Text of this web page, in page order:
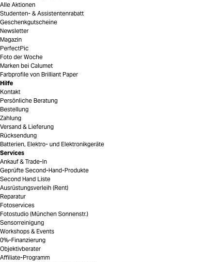
Alle Aktionen
Studenten- & Assistentenrabatt
Geschenkgutscheine
Newsletter
Magazin
PerfectPic
Foto der Woche
Marken bei Calumet
Farbprofile von Brilliant Paper
Hilfe
Kontakt
Persönliche Beratung
Bestellung
Zahlung
Versand & Lieferung
Rücksendung
Batterien, Elektro- und Elektronikgeräte
Services
Ankauf & Trade-In
Geprüfte Second-Hand-Produkte
Second Hand Liste
Ausrüstungsverleih (Rent)
Reparatur
Fotoservices
Fotostudio (München Sonnenstr.)
Sensorreinigung
Workshops & Events
0%-Finanzierung
Objektivberater
Affiliate-Programm